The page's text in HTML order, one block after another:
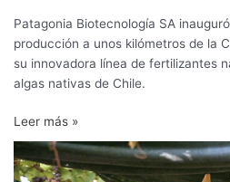
Patagonia Biotecnología SA
producción a unos kilómetros de la
su innovadora línea de fertilizantes
algas nativas de Chile.
Leer más »
Infruta,
asegurando